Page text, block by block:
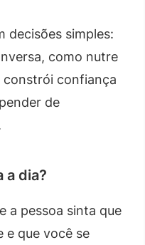
decisões simples:
como nutre
constrói confiança
de
a dia?
a pessoa sinta que
e que você se